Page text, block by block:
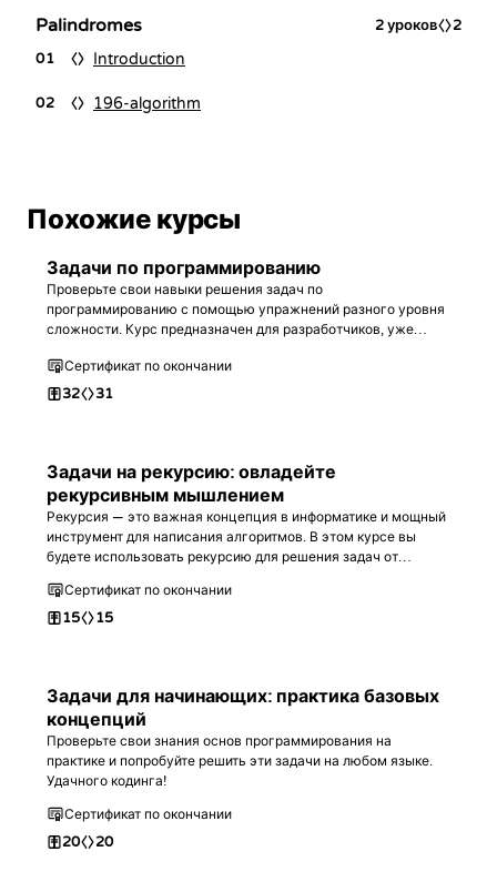
Palindromes 2уроков
2
01
Introduction
02 196-algorithm
Похожие курсы
Задачи по программированию
Проверьте свои навыки решения задач по
программированию с помощью упражнений разного уровня
сложности. Курс предназначен для разработчиков, уже
программирования.
Сертификат по окончании
32 31
Задачи на рекурсию: овладейте
рекурсивным мышлением
Рекурсия — это важная концепция в информатике и мощный
инструмент для написания алгоритмов. В этом курсе вы
будете использовать рекурсию для решения задач от
настоящим экспертом в этой теме.
Сертификат по окончании
15 15
Задачи для начинающих: практика базовых
концепций
Проверьте свои знания основ программирования на
практике и попробуйте решить эти задачи на любом языке.
Удачного кодинга!
Сертификат по окончании
20 20